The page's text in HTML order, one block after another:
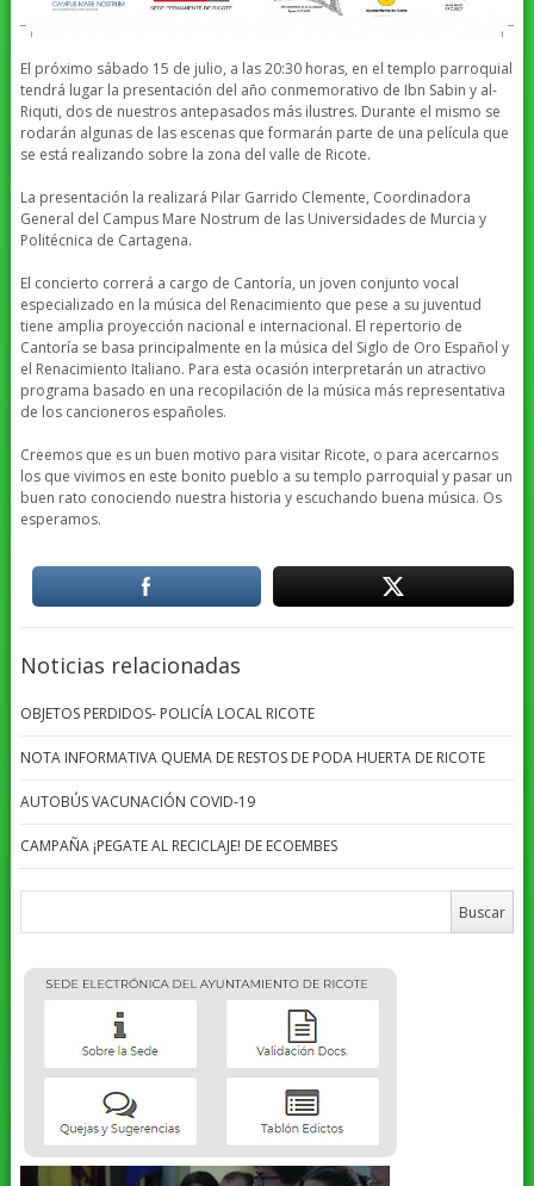
El próximo sábado 15 de julio, a las 20:30 horas, en el templo parroquial
tendrá lugar la presentación del año conmemorativo de Ibn Sabin y al-
Riquti, dos de nuestros antepasados más ilustres. Durante el mismo se
rodarán algunas de las escenas que formarán parte de una película que
se está realizando sobre la zona del valle de Ricote.
La presentación la realizará Pilar Garrido Clemente, Coordinadora
General del Campus Mare Nostrum de las Universidades de Murcia y
Politécnica de Cartagena.
El concierto correrá a cargo de Cantoría, un joven conjunto vocal
especializado en la música del Renacimiento que pese a su juventud
tiene amplia proyección nacional e internacional. El repertorio de
Cantoría se basa principalmente en la música del Siglo de Oro Español y
el Renacimiento Italiano. Para esta ocasión interpretarán un atractivo
programa basado en una recopilación de la música más representativa
de los cancioneros españoles.
Creemos que es un buen motivo para visitar Ricote, o para acercarnos
los que vivimos en este bonito pueblo a su templo parroquial y pasar un
buen rato conociendo nuestra historia y escuchando buena música. Os
esperamos.
Noticias relacionadas
OBJETOS PERDIDOS- POLICÍA LOCAL RICOTE
NOTA INFORMATIVA QUEMA DE RESTOS DE PODA HUERTA DE RICOTE
AUTOBÚS VACUNACIÓN COVID-19
CAMPAÑA ¡PEGATE AL RECICLAJE! DE ECOEMBES